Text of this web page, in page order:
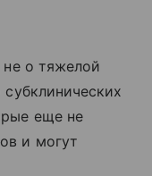
не о тяжелой
еще не
и могут